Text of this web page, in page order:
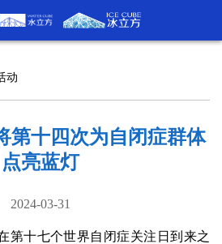
动
第十四次为自闭症群体
点亮蓝灯
2024-03-31
第十七个世界自闭症关注日到来之